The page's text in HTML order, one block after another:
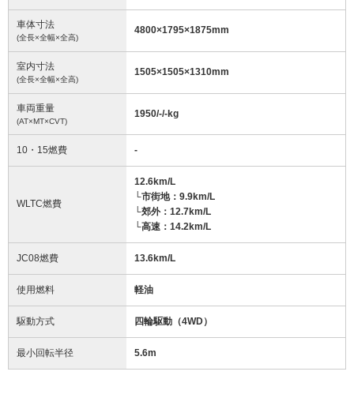
車体寸法
(全長×全幅×全高)
4800×1795×1875mm
室内寸法
(全長×全幅×全高)
1505×1505×1310mm
車両重量
(AT×MT×CVT)
1950/-/-kg
10・15燃費 -
WLTC燃費
12.6km/L
└市街地：9.9km/L
└郊外：12.7km/L
└高速：14.2km/L
JC08燃費 13.6km/L
使用燃料 軽油
駆動方式 四輪駆動（4WD）
最小回転半径 5.6m